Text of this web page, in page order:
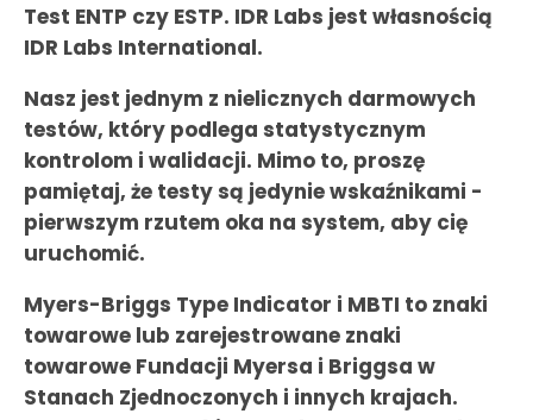
Test ENTP czy ESTP. IDR Labs jest własnością
IDR Labs International.
Nasz jest jednym z nielicznych darmowych
testów, który podlega statystycznym
kontrolom i walidacji. Mimo to, proszę
pamiętaj, że testy są jedynie wskaźnikami -
pierwszym rzutem oka na system, aby cię
uruchomić.
Myers-Briggs Type Indicator i MBTI to znaki
towarowe lub zarejestrowane znaki
towarowe Fundacji Myersa i Briggsa w
Stanach Zjednoczonych i innych krajach.